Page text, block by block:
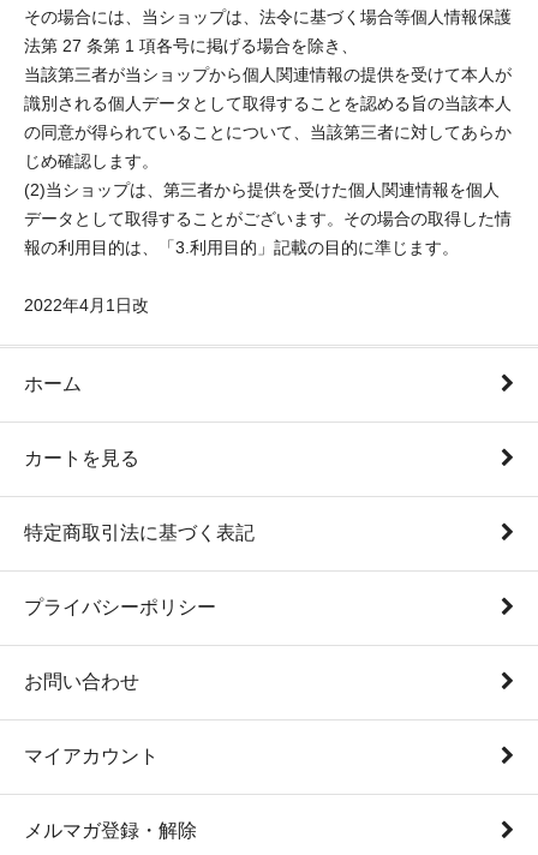
その場合には、当ショップは、法令に基づく場合等個人情報保護
法第 27 条第 1 項各号に掲げる場合を除き、
当該第三者が当ショップから個人関連情報の提供を受けて本人が
識別される個人データとして取得することを認める旨の当該本人
の同意が得られていることについて、当該第三者に対してあらか
じめ確認します。
(2)当ショップは、第三者から提供を受けた個人関連情報を個人
データとして取得することがございます。その場合の取得した情
報の利用目的は、「3.利用目的」記載の目的に準じます。
2022年4月1日改
ホーム
カートを見る
特定商取引法に基づく表記
プライバシーポリシー
お問い合わせ
マイアカウント
メルマガ登録・解除